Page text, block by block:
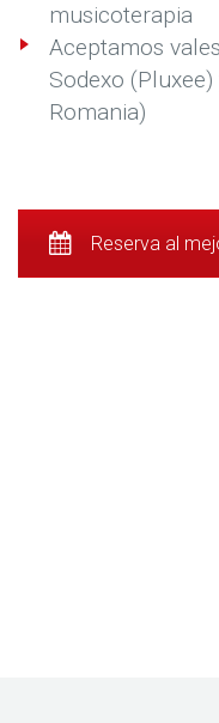
musicoterapia
Aceptamos
Sodexo
Romania)
Reserva al